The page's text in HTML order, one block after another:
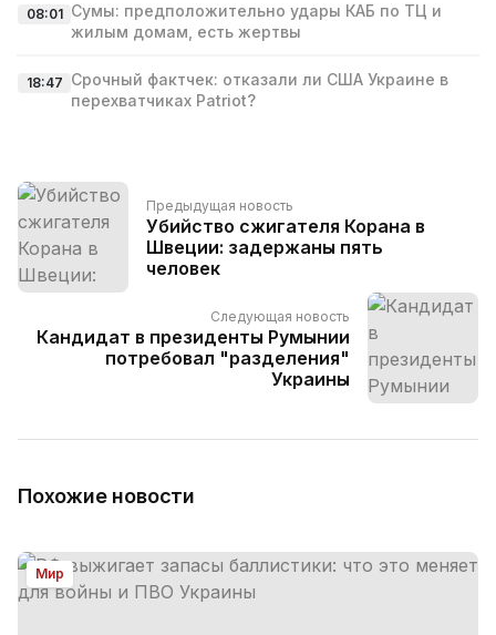
08:01 Сумы: предположительно удары КАБ по ТЦ и
жилым домам, есть жертвы
18:47 Срочный фактчек: отказали ли США Украине в
перехватчиках Patriot?
Предыдущая новость
Убийство сжигателя Корана в
Швеции: задержаны пять
человек
Следующая новость
Кандидат в президенты Румынии
потребовал "разделения"
Украины
Похожие новости
Мир